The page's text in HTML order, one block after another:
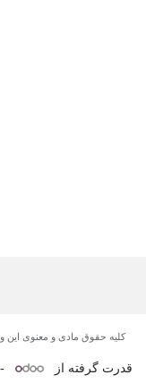
کلیه حقوق مادی و معنوی این
قدرت گرفته از